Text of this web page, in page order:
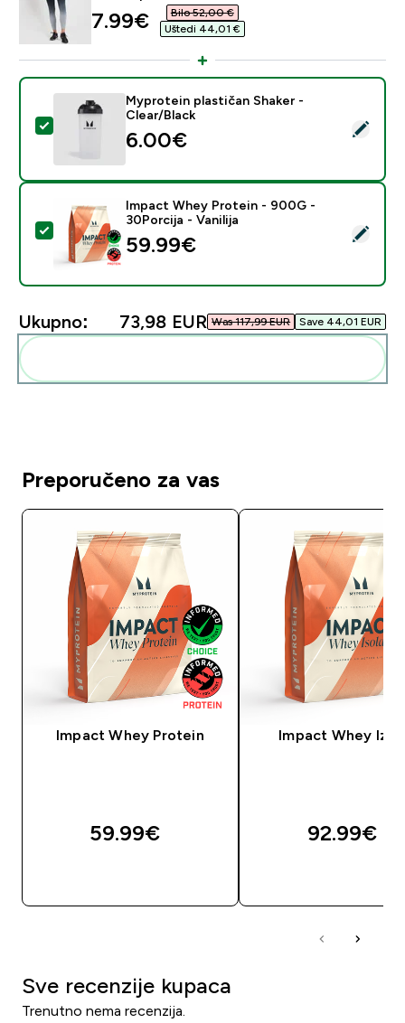
discounted price
7.99€‎
Bilo 52,00 €‎
Uštedi 44,01 €‎
Odaberi ovaj proizvod - Myprotein plastičan Shaker -
Myprotein plastičan Shaker -
Clear/Black
6.00€‎
Odaberi ovaj proizvod - Impact Whey Protein - 900G
Impact Whey Protein - 900G -
30Porcija - Vanilija
59.99€‎
Ukupno: 73,98 EUR‎ Was 117,99 EUR‎ Save 44,01 EUR‎
Preporučeno za vas
Impact Whey Protein
59.99€‎
Impact Whey
92.99€‎
Sve recenzije kupaca
Trenutno nema recenzija.